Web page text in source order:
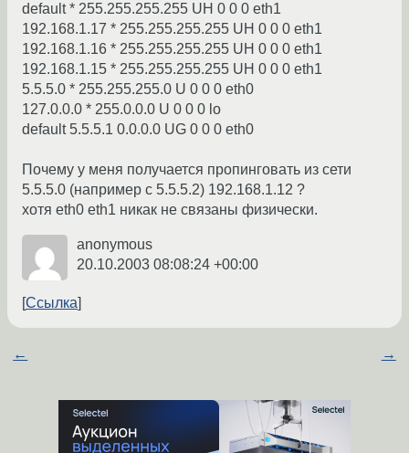
default * 255.255.255.255 UH 0 0 0 eth1
192.168.1.17 * 255.255.255.255 UH 0 0 0 eth1
192.168.1.16 * 255.255.255.255 UH 0 0 0 eth1
192.168.1.15 * 255.255.255.255 UH 0 0 0 eth1
5.5.5.0 * 255.255.255.0 U 0 0 0 eth0
127.0.0.0 * 255.0.0.0 U 0 0 0 lo
default 5.5.5.1 0.0.0.0 UG 0 0 0 eth0
Почему у меня получается пропинговать из сети
5.5.5.0 (например с 5.5.5.2) 192.168.1.12 ?
хотя eth0 eth1 никак не связаны физически.
anonymous
20.10.2003 08:08:24 +00:00
Ссылка
← →